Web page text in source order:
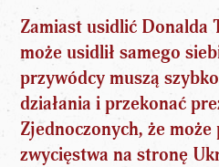
Zamiast usidlić Donalda
może usidlił samego
przywódcy muszą
działania i przekonać
Zjednoczonych, że
zwycięstwa na stronę